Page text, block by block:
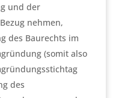
und der
nehmen,
des Baurechts im
(somit also
des